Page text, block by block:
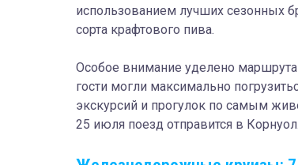
использованием лучших сезонных
сорта крафтового пива.
Особое внимание уделено
гости могли максимально
экскурсий и прогулок по самым
25 июля поезд отправится в